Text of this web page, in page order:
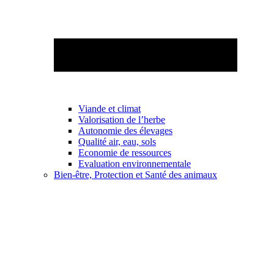
Viande et climat
Valorisation de l’herbe
Autonomie des élevages
Qualité air, eau, sols
Economie de ressources
Evaluation environnementale
Bien-être, Protection et Santé des animaux